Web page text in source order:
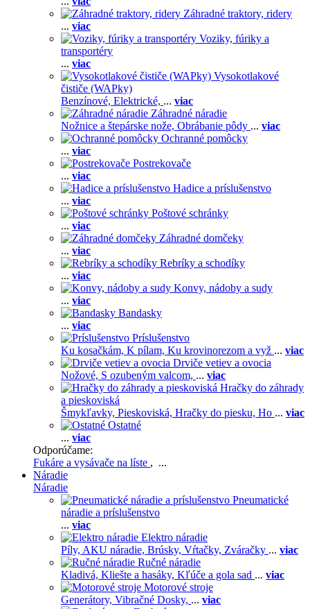
Záhradné traktory, ridery
... viac
Voziky, fúriky a
transportéry
... viac
Vysokotlakové
čističe (WAPky)
Benzínové, Elektrické, ... viac
Záhradné náradie
Nožnice a štepárske nože, Obrábanie pôdy ... viac
Ochranné pomôcky
... viac
Postrekovače
... viac
Hadice a príslušenstvo
... viac
Poštové schránky
... viac
Záhradné domčeky
... viac
Rebríky a schodíky
... viac
Konvy, nádoby a sudy
... viac
Bandasky
... viac
Príslušenstvo
Ku kosačkám, K pílam, Ku krovinorezom a vyž ... viac
Drviče vetiev a ovocia
Nožové, S ozubeným valcom, ... viac
Hračky do záhrady
a pieskoviská
Šmykľavky, Pieskoviská, Hračky do piesku, Ho ... viac
Ostatné
... viac
Odporúčame:
Fukáre a vysávače na líste , ...
Náradie
Náradie
Pneumatické
náradie a príslušenstvo
... viac
Elektro náradie
Píly, AKU náradie, Brúsky, Vŕtačky, Zváračky ... viac
Ručné náradie
Kladivá, Kliešte a hasáky, Kľúče a gola sad ... viac
Motorové stroje
Generátory, Vibračné Dosky, ... viac